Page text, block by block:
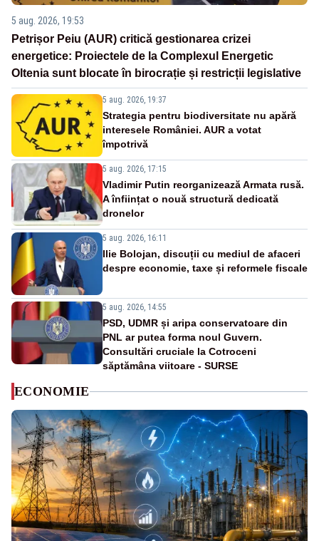
5 aug. 2026, 19:53
Petrișor Peiu (AUR) critică gestionarea crizei
energetice: Proiectele de la Complexul Energetic
Oltenia sunt blocate în birocrație și restricții legislative
5 aug. 2026, 19:37
Strategia pentru biodiversitate nu apără
interesele României. AUR a votat
împotrivă
5 aug. 2026, 17:15
Vladimir Putin reorganizează Armata rusă.
A înființat o nouă structură dedicată
dronelor
5 aug. 2026, 16:11
Ilie Bolojan, discuții cu mediul de afaceri
despre economie, taxe și reformele fiscale
5 aug. 2026, 14:55
PSD, UDMR și aripa conservatoare din
PNL ar putea forma noul Guvern.
Consultări cruciale la Cotroceni
săptămâna viitoare - SURSE
ECONOMIE